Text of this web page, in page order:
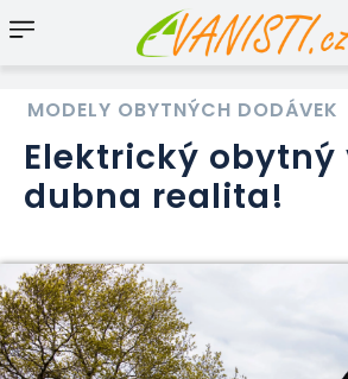
MODELY OBYTNÝCH DODÁVEK
Elektrický obytný
dubna realita!